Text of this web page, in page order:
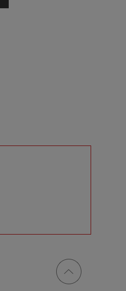
ページ
トップ